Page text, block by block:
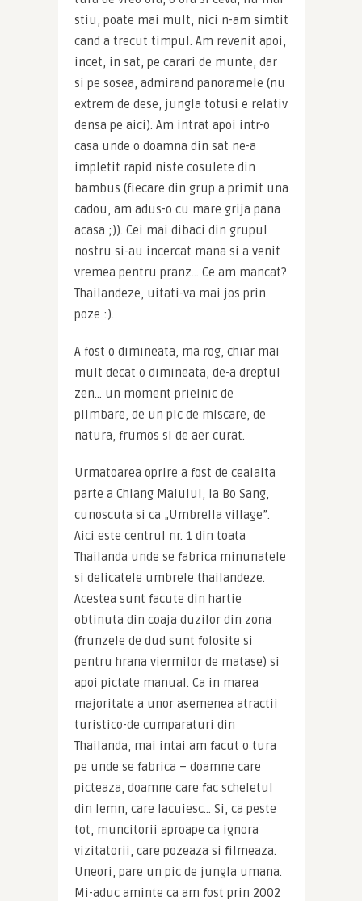
stiu, poate mai mult, nici n-am simtit
cand a trecut timpul. Am revenit apoi,
incet, in sat, pe carari de munte, dar
si pe sosea, admirand panoramele (nu
extrem de dese, jungla totusi e relativ
densa pe aici). Am intrat apoi intr-o
casa unde o doamna din sat ne-a
impletit rapid niste cosulete din
bambus (fiecare din grup a primit una
cadou, am adus-o cu mare grija pana
acasa ;)). Cei mai dibaci din grupul
nostru si-au incercat mana si a venit
vremea pentru pranz… Ce am mancat?
Thailandeze, uitati-va mai jos prin
poze :).
A fost o dimineata, ma rog, chiar mai
mult decat o dimineata, de-a dreptul
zen… un moment prielnic de
plimbare, de un pic de miscare, de
natura, frumos si de aer curat.
Urmatoarea oprire a fost de cealalta
parte a Chiang Maiului, la Bo Sang,
cunoscuta si ca „Umbrella village”.
Aici este centrul nr. 1 din toata
Thailanda unde se fabrica minunatele
si delicatele umbrele thailandeze.
Acestea sunt facute din hartie
obtinuta din coaja duzilor din zona
(frunzele de dud sunt folosite si
pentru hrana viermilor de matase) si
apoi pictate manual. Ca in marea
majoritate a unor asemenea atractii
turistico-de cumparaturi din
Thailanda, mai intai am facut o tura
pe unde se fabrica – doamne care
picteaza, doamne care fac scheletul
din lemn, care lacuiesc… Si, ca peste
tot, muncitorii aproape ca ignora
vizitatorii, care pozeaza si filmeaza.
Uneori, pare un pic de jungla umana.
Mi-aduc aminte ca am fost prin 2002